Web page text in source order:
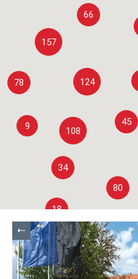
108
157
78
80
66
18
124
34
45
9